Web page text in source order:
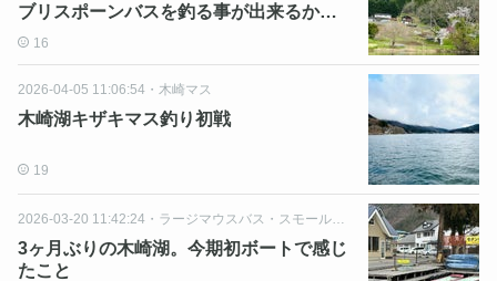
ブリスポーンバスを釣る事が出来るか…
16
2026-04-05 11:06:54 ・ 木崎マス
木崎湖キザキマス釣り初戦
19
2026-03-20 11:42:24 ・ ラージマウスバス・スモールマウスバス
3ヶ月ぶりの木崎湖。今期初ボートで感じ
たこと